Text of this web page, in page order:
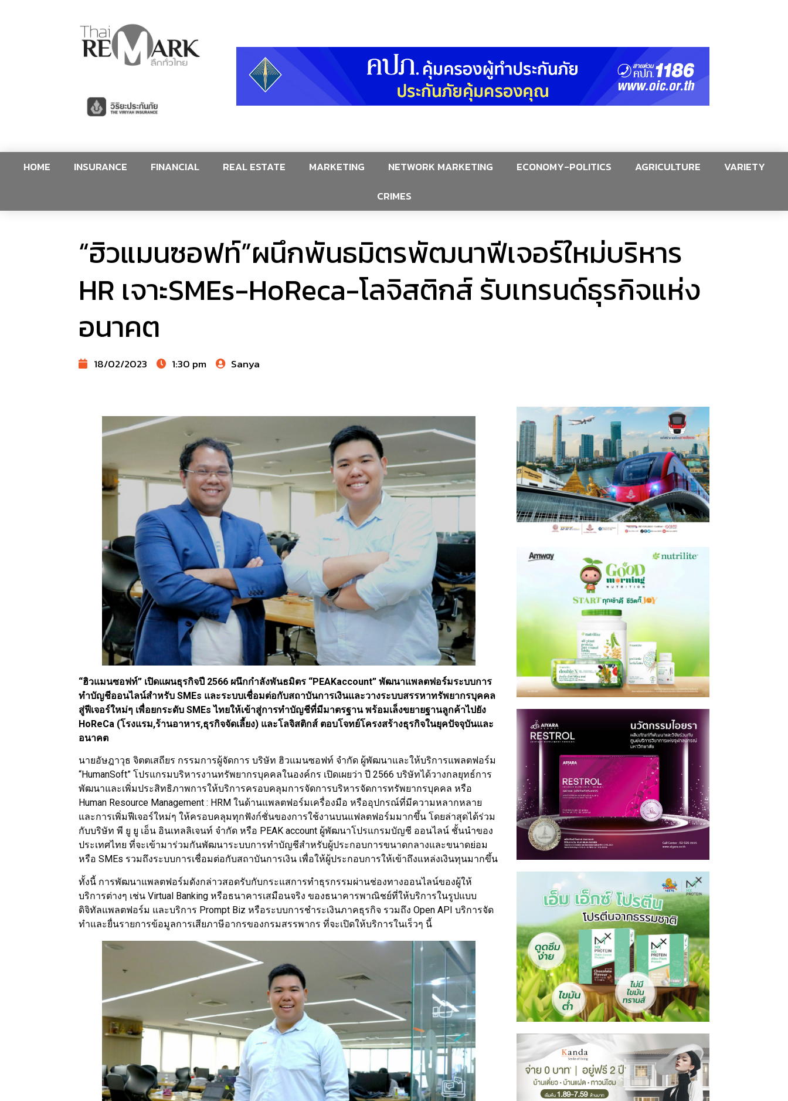
HOME INSURANCE FINANCIAL REAL ESTATE MARKETING NETWORK MARKETING ECONOMY-POLITICS AGRICULTURE
VARIETY
CRIMES
“ฮิวแมนซอฟท์”ผนึกพันธมิตรพัฒนาฟีเจอร์ใหม่บริหาร
HR เจาะSMEs-HoReca-โลจิสติกส์ รับเทรนด์ธุรกิจแห่ง
อนาคต
18/02/2023 1:30 pm Sanya
“ฮิวแมนซอฟท์” เปิดแผนธุรกิจปี 2566 ผนึกกำลังพันธมิตร “PEAKaccount” พัฒนาแพลตฟอร์มระบบการ
ทำบัญชีออนไลน์สำหรับ SMEs และระบบเชื่อมต่อกับสถาบันการเงินและวางระบบสรรหาทรัพยากรบุคคล
สู่ฟีเจอร์ใหม่ๆ เพื่อยกระดับ SMEs ไทยให้เข้าสู่การทำบัญชีที่มีมาตรฐาน พร้อมเล็งขยายฐานลูกค้าไปยัง
HoReCa (โรงแรม,ร้านอาหาร,ธุรกิจจัดเลี้ยง) และโลจิสติกส์ ตอบโจทย์โครงสร้างธุรกิจในยุคปัจจุบันและ
อนาคต
นายอัษฎาวุธ จิตตเสถียร กรรมการผู้จัดการ บริษัท ฮิวแมนซอฟท์ จำกัด ผู้พัฒนาและให้บริการแพลตฟอร์ม
“HumanSoft” โปรแกรมบริหารงานทรัพยากรบุคคลในองค์กร เปิดเผยว่า ปี 2566 บริษัทได้วางกลยุทธ์การ
พัฒนาและเพิ่มประสิทธิภาพการให้บริการครอบคลุมการจัดการบริหารจัดการทรัพยากรบุคคล หรือ
Human Resource Management : HRM ในด้านแพลตฟอร์มเครื่องมือ หรืออุปกรณ์ที่มีความหลากหลาย
และการเพิ่มฟีเจอร์ใหม่ๆ ให้ครอบคลุมทุกฟังก์ชั่นของการใช้งานบนแฟลตฟอร์มมากขึ้น โดยล่าสุดได้ร่วม
กับบริษัท พี ยู ยู เอ็น อินเทลลิเจนท์ จำกัด หรือ PEAK account ผู้พัฒนาโปรแกรมบัญชี ออนไลน์ ชั้นนำของ
ประเทศไทย ที่จะเข้ามาร่วมกันพัฒนาระบบการทำบัญชีสำหรับผู้ประกอบการขนาดกลางและขนาดย่อม
หรือ SMEs รวมถึงระบบการเชื่อมต่อกับสถาบันการเงิน เพื่อให้ผู้ประกอบการให้เข้าถึงแหล่งเงินทุนมากขึ้น
ทั้งนี้ การพัฒนาแพลตฟอร์มดังกล่าวสอดรับกับกระแสการทำธุรกรรมผ่านช่องทางออนไลน์ของผู้ให้
บริการต่างๆ เช่น Virtual Banking หรือธนาคารเสมือนจริง ของธนาคารพาณิชย์ที่ให้บริการในรูปแบบ
ดิจิทัลแพลตฟอร์ม และบริการ Prompt Biz หรือระบบการชำระเงินภาคธุรกิจ รวมถึง Open API บริการจัด
ทำและยื่นรายการข้อมูลการเสียภาษีอากรของกรมสรรพากร ที่จะเปิดให้บริการในเร็วๆ นี้